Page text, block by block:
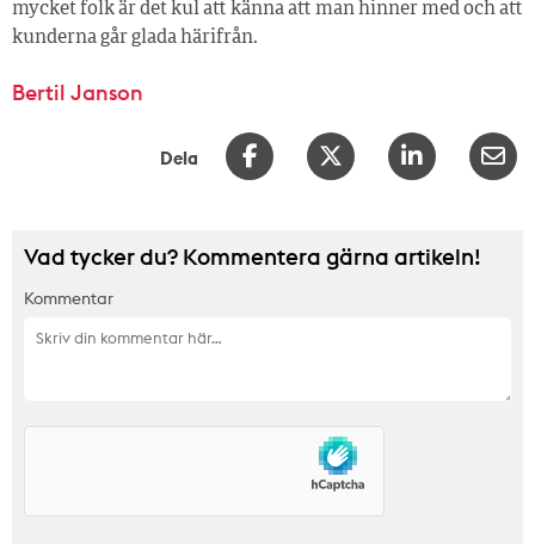
mycket folk är det kul att känna att man hinner med och att
kunderna går glada härifrån.
Bertil Janson
Dela
Vad tycker du? Kommentera gärna artikeln!
Kommentar